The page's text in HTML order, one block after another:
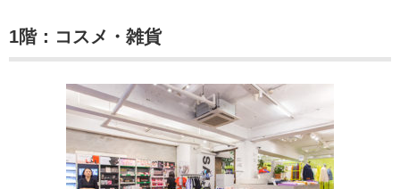
1階：コスメ・雑貨